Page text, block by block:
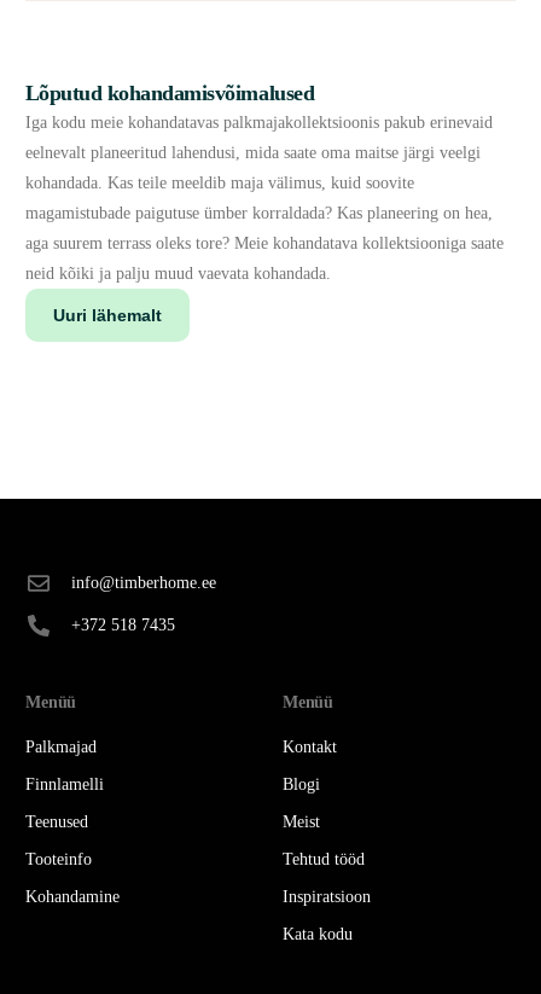
Lõputud kohandamisvõimalused
Iga kodu meie kohandatavas palkmajakollektsioonis pakub erinevaid
eelnevalt planeeritud lahendusi, mida saate oma maitse järgi veelgi
kohandada. Kas teile meeldib maja välimus, kuid soovite
magamistubade paigutuse ümber korraldada? Kas planeering on hea,
aga suurem terrass oleks tore? Meie kohandatava kollektsiooniga saate
neid kõiki ja palju muud vaevata kohandada.
Uuri lähemalt
info@timberhome.ee
+372 518 7435
Menüü
Palkmajad
Finnlamelli
Teenused
Tooteinfo
Kohandamine
Menüü
Kontakt
Blogi
Meist
Tehtud tööd
Inspiratsioon
Kata kodu